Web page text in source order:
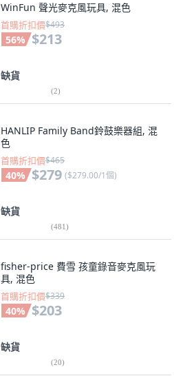
WinFun 聲光麥克風玩具, 混色
首購折扣價$493
56% $213
缺貨
(2)
HANLIP Family Band鈴鼓樂器組, 混
色
首購折扣價$465
40% $279 ($279.00/1個)
缺貨
(481)
fisher-price 費雪 孩童錄音麥克風玩
具, 混色
首購折扣價$339
40% $203
缺貨
(20)